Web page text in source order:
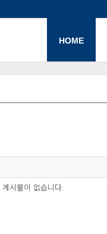
HOME
게시물이 없습니다.